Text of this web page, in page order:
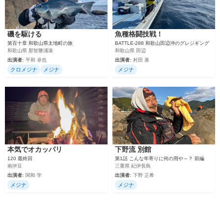
磯を駆ける
第百十章 和歌山県太地町の旅
和歌山県 那智勝浦港
出演者: 平和 卓也
クロメジナ メジナ
魚種格闘技戦！
BATTLE-288 和歌山田辺沖のグレジギング
和歌山県 田辺
出演者: 村田 基
メジナ
本気でオカッパリ
120 最終回
南伊豆
出演者: 関和 学
メジナ
下野流 別館
第1話 こんな年寄りに何の用や～？ 前編
三重県 紀伊長島
出演者:
下野 正希
メジナ